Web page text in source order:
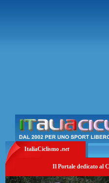
ItaliaCiclismo .net
Il Portale dedicato al